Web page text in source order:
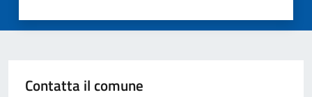
Contatta il comune